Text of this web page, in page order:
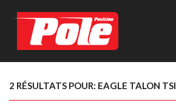
2 RÉSULTATS POUR: EAGLE TALON TSI